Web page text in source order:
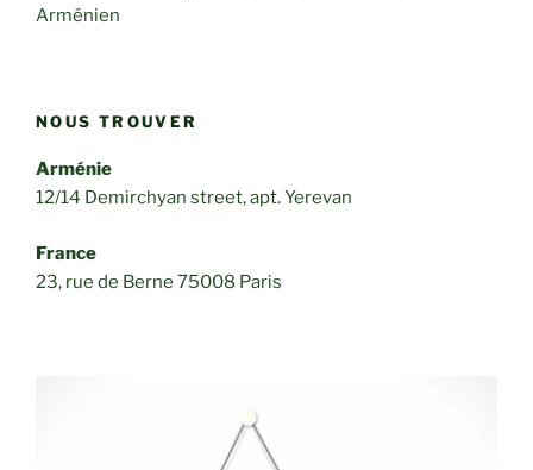
Arménien
NOUS TROUVER
Arménie
12/14 Demirchyan street, apt. Yerevan
France
23, rue de Berne 75008 Paris